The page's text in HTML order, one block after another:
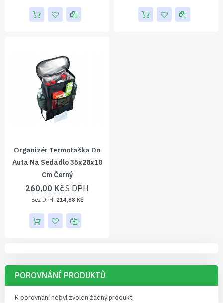
Organizér Termotaška Do
Auta Na Sedadlo 35x28x10
Cm Černý
260,00 Kč
214,88 Kč
POROVNÁNÍ PRODUKTŮ
K porovnání nebyl zvolen žádný produkt.